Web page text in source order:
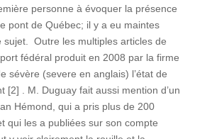
personne à évoquer la présence
pont de Québec; il y a eu maintes
sujet. Outre les multiples articles de
fédéral produit en 2008 par la firme
sévère (severe en anglais) l’état de
[2] . M. Duguay fait aussi mention d’un
Hémond, qui a pris plus de 200
qui les a publiées sur son compte